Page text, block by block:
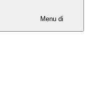
Menu di